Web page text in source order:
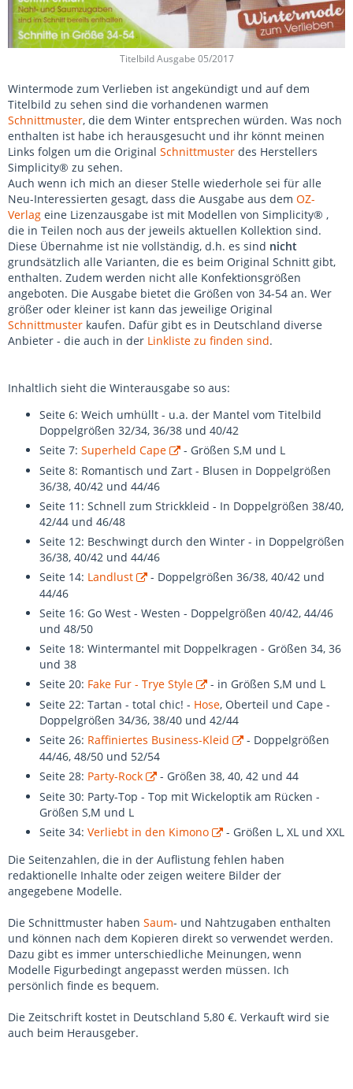
Titelbild Ausgabe 05/2017
Wintermode zum Verlieben ist angekündigt und auf dem
Titelbild zu sehen sind die vorhandenen warmen
Schnittmuster, die dem Winter entsprechen würden. Was noch
enthalten ist habe ich herausgesucht und ihr könnt meinen
Links folgen um die Original Schnittmuster des Herstellers
Simplicity® zu sehen.
Auch wenn ich mich an dieser Stelle wiederhole sei für alle
Neu-Interessierten gesagt, dass die Ausgabe aus dem OZ-
Verlag eine Lizenzausgabe ist mit Modellen von Simplicity® ,
die in Teilen noch aus der jeweils aktuellen Kollektion sind.
Diese Übernahme ist nie vollständig, d.h. es sind nicht
grundsätzlich alle Varianten, die es beim Original Schnitt gibt,
enthalten. Zudem werden nicht alle Konfektionsgrößen
angeboten. Die Ausgabe bietet die Größen von 34-54 an. Wer
größer oder kleiner ist kann das jeweilige Original
Schnittmuster kaufen. Dafür gibt es in Deutschland diverse
Anbieter - die auch in der Linkliste zu finden sind.
Inhaltlich sieht die Winterausgabe so aus:
Seite 6: Weich umhüllt - u.a. der Mantel vom Titelbild
Doppelgrößen 32/34, 36/38 und 40/42
Seite 7: Superheld Cape
- Größen S,M und L
Seite 8: Romantisch und Zart - Blusen in Doppelgrößen
36/38, 40/42 und 44/46
Seite 11: Schnell zum Strickkleid - In Doppelgrößen 38/40,
42/44 und 46/48
Seite 12: Beschwingt durch den Winter - in Doppelgrößen
36/38, 40/42 und 44/46
Seite 14: Landlust
- Doppelgrößen 36/38, 40/42 und
44/46
Seite 16: Go West - Westen - Doppelgrößen 40/42, 44/46
und 48/50
Seite 18: Wintermantel mit Doppelkragen - Größen 34, 36
und 38
Seite 20: Fake Fur - Trye Style
- in Größen S,M und L
Seite 22: Tartan - total chic! - Hose, Oberteil und Cape -
Doppelgrößen 34/36, 38/40 und 42/44
Seite 26: Raffiniertes Business-Kleid
- Doppelgrößen
44/46, 48/50 und 52/54
Seite 28: Party-Rock
- Größen 38, 40, 42 und 44
Seite 30: Party-Top - Top mit Wickeloptik am Rücken -
Größen S,M und L
Seite 34: Verliebt in den Kimono
- Größen L, XL und XXL
Die Seitenzahlen, die in der Auflistung fehlen haben
redaktionelle Inhalte oder zeigen weitere Bilder der
angegebene Modelle.
Die Schnittmuster haben Saum- und Nahtzugaben enthalten
und können nach dem Kopieren direkt so verwendet werden.
Dazu gibt es immer unterschiedliche Meinungen, wenn
Modelle Figurbedingt angepasst werden müssen. Ich
persönlich finde es bequem.
Die Zeitschrift kostet in Deutschland 5,80 €. Verkauft wird sie
auch beim Herausgeber.